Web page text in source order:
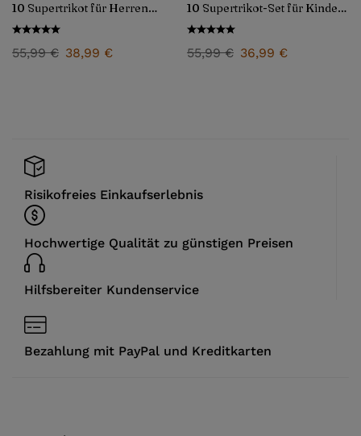
10 Supertrikot für Herren
2025/26
55,99€ 38,99 €
10 Supertrikot-Set für Kinder
2025/26
55,99€ 36,99 €
Risikofreies Einkaufserlebnis
Hochwertige Qualität zu günstigen Preisen
Hilfsbereiter Kundenservice
Bezahlung mit PayPal und Kreditkarten